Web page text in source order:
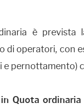
è prevista
di operatori, con
e
Quota ordinaria